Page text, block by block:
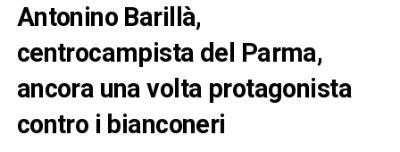
Antonino Barillà,
centrocampista del Parma,
ancora una volta protagonista
contro i bianconeri